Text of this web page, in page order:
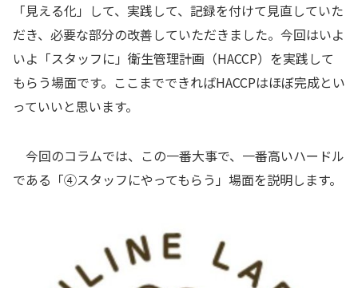
「見える化」して、実践して、記録を付けて見直していた
だき、必要な部分の改善していただきました。今回はいよ
いよ「スタッフに」衛生管理計画（HACCP）を実践して
もらう場面です。ここまでできればHACCPはほぼ完成とい
っていいと思います。
今回のコラムでは、この一番大事で、一番高いハードル
である「④スタッフにやってもらう」場面を説明します。